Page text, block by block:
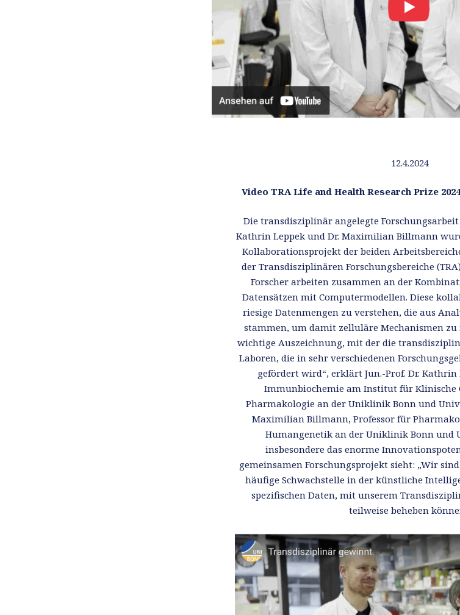
12.4.2024
Video TRA Life and Health Research Prize 2024
Die transdisziplinär angelegte Forschungsarbeit
Kathrin Leppek und Dr. Maximilian Billmann
Kollaborationsprojekt der beiden
der Transdisziplinären Forschungsbereiche
Forscher arbeiten zusammen an der
Datensätzen mit Computermodellen. Diese
riesige Datenmengen zu verstehen, die aus
stammen, um damit zelluläre Mechanismen zu
wichtige Auszeichnung, mit der die
Laboren, die in sehr verschiedenen
gefördert wird“, erklärt Jun.-Prof. Dr.
Immunbiochemie am Institut für Klinische
Pharmakologie an der Uniklinik Bonn und
Maximilian Billmann, Professor für
Humangenetik an der Uniklinik Bonn und
insbesondere das enorme
gemeinsamen Forschungsprojekt sieht: „Wir
häufige Schwachstelle in der künstliche
spezifischen Daten, mit unserem
teilweise beheben